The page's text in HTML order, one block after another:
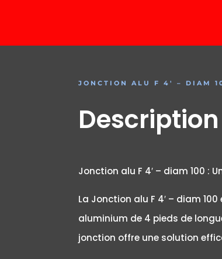
JONCTION ALU F 4′ – DIAM
Jonction alu F 4′ – diam 100 :
La Jonction alu F 4′ – diam
aluminium de 4 pieds de
jonction offre une solution